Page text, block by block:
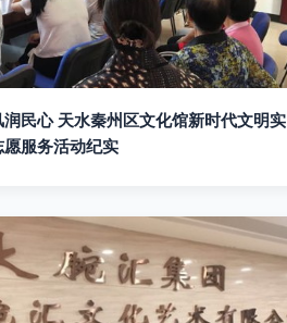
民心 天水秦州区文化馆新时代文明实
愿服务活动纪实